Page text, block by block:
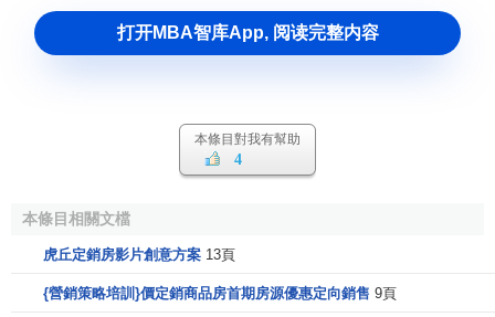
打开MBA智库App, 阅读完整内容
本條目對我有幫助
4
本條目相關文檔
虎丘定銷房影片創意方案 13頁
{營銷策略培訓}價定銷商品房首期房源優惠定向銷售 9頁